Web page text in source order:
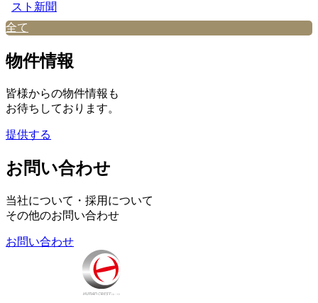
スト新聞
全て
物件情報
皆様からの物件情報も
お待ちしております。
提供する
お問い合わせ
当社について・採用について
その他のお問い合わせ
お問い合わせ